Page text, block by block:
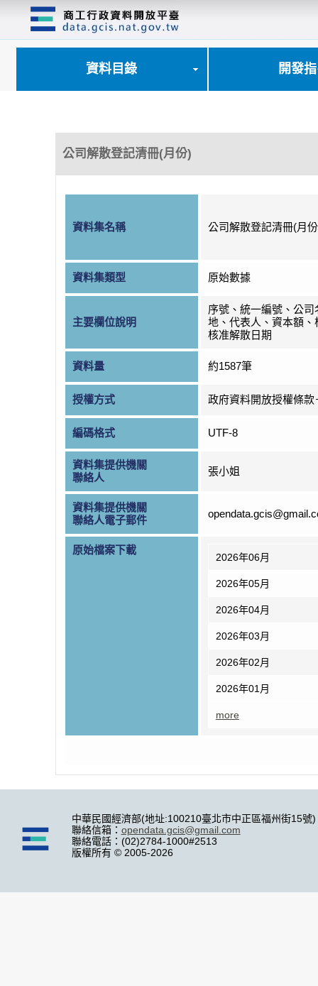
資料目錄 開發
公司解散登記清冊(月份)
資料集名稱 公司解散登記清冊(月
資料集類型 原始數據
主要欄位說明
序號、統一編號、公
地、代表人、資本額、
核准解散日期
資料量 約1587筆
授權方式 政府資料開放授權條款
編碼格式 UTF-8
資料集提供機關
聯絡人
張小姐
資料集提供機關
聯絡人電子郵件
原始檔案下載
2026年06月
2026年05月
2026年04月
2026年03月
2026年02月
2026年01月
more
中華民國經濟部(地址:100210臺北市中正區福州街15號)
聯絡信箱： opendata.gcis@gmail.com
聯絡電話：(02)2784-1000#2513
版權所有 © 2005-2026